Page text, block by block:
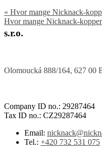
« Hvor mange Nicknack-
Hvor mange Nicknack-
s.r.o.
Olomoucká 888/164, 627 00
Company ID no.: 29287464
Tax ID no.: CZ29287464
Email:
Tel.: +420 732 531 075